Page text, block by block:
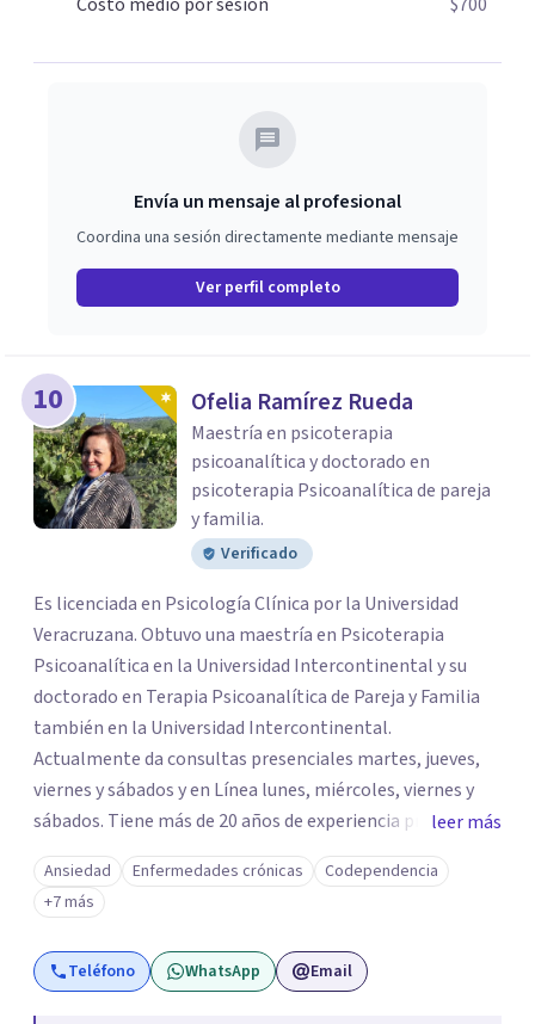
experiencia ¿Cómo es ser tú?
Envía un mensaje al profesional
Coordina una sesión directamente mediante mensaje
Ver perfil completo
10 Ofelia Ramírez Rueda
Maestría en psicoterapia
psicoanalítica y doctorado en
psicoterapia Psicoanalítica de pareja
y familia.
Verificado
Es licenciada en Psicología Clínica por la Universidad
Veracruzana. Obtuvo una maestría en Psicoterapia
Psicoanalítica en la Universidad Intercontinental y su
doctorado en Terapia Psicoanalítica de Pareja y Familia
también en la Universidad Intercontinental.
Actualmente da consultas presenciales martes, jueves,
viernes y sábados y en Línea lunes, miércoles, viernes y
sábados. Tiene más de 20 años de experiencia profesional
como psicoterapeuta. Inició el trabajo en línea hace 16
años, con pacientes que por motivos de trabajo o
estudios viven en el extranjero o aquellos que viven en el
interior de la república. Actualmente, la experiencia de la
pandemia permitió que los pacientes locales
leer más
Ansiedad Enfermedades crónicas
Codependencia
+7 más
Teléfono WhatsApp Email